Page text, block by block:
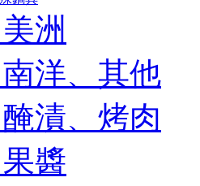
洲
洋、其他
漬、烤肉
醬